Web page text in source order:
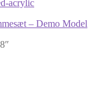
– Demo Model